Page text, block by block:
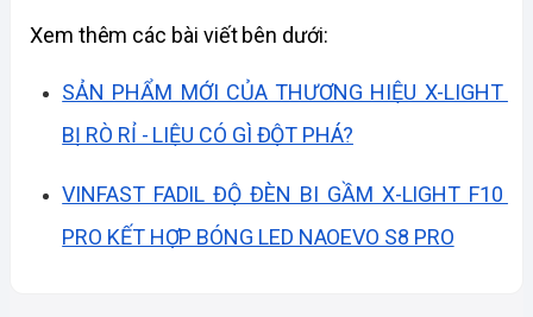
Xem thêm các bài viết bên dưới:
SẢN PHẨM MỚI CỦA THƯƠNG HIỆU X-LIGHT
BỊ RÒ RỈ - LIỆU CÓ GÌ ĐỘT PHÁ?
VINFAST FADIL ĐỘ ĐÈN BI GẦM X-LIGHT F10
PRO KẾT HỢP BÓNG LED NAOEVO S8 PRO